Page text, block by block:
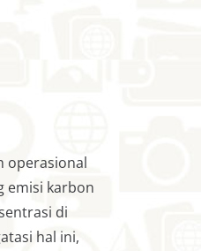
operasional
emisi karbon
di
hal ini,